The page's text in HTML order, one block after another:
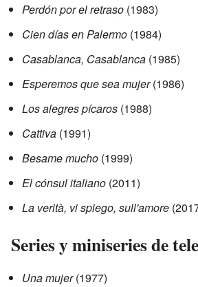
Perdón por el retraso (1983)
Cien días en Palermo (1984)
Casablanca, Casablanca (1985)
Esperemos que sea mujer(1986)
Los alegres pícaros (1988)
Cattiva (1991)
Besame mucho (1999)
El cónsul italiano (2011)
La verità, vi spiego, sull'amore
Series y miniseries de
Una mujer(1977)